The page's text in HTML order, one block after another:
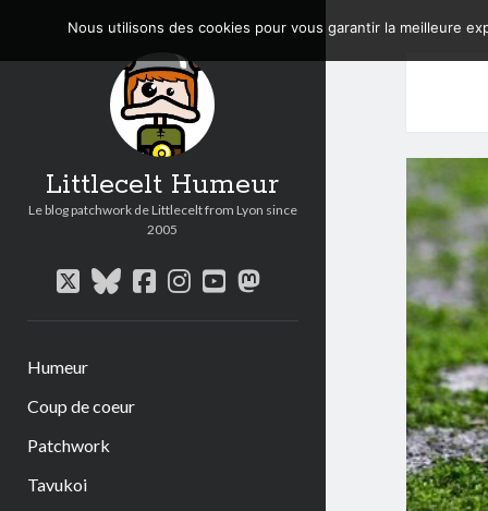
Littlecelt Humeur
Le blog patchwork de Littlecelt from Lyon since
2005
twitterbluesky
facebook
instagram
youtube
mastodon
Humeur
Coup de coeur
Patchwork
Tavukoi
Nous utilisons des cookies pour vous garantir la meilleure